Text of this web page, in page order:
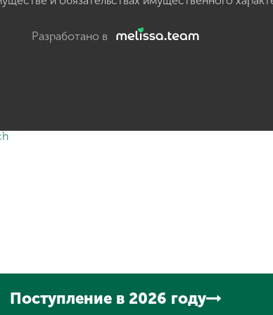
Разработано в
Поступление в 2026 году